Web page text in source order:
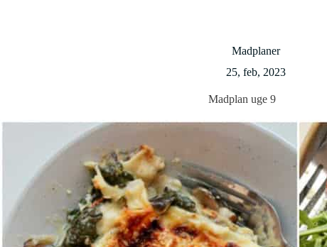
Madplaner
25, feb, 2023
Madplan uge 9